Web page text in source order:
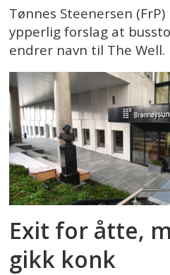
Tønnes Steenersen
ypperlig forslag at
endrer navn til The Well.
Exit for åtte,
gikk konk